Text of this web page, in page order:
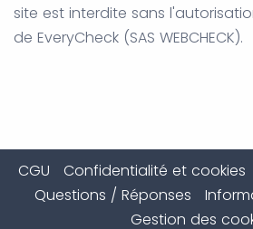
site est interdite sans
de EveryCheck (SAS WEBCHECK).
CGU Confidentialité et cookies
Questions / Réponses
Gestion des